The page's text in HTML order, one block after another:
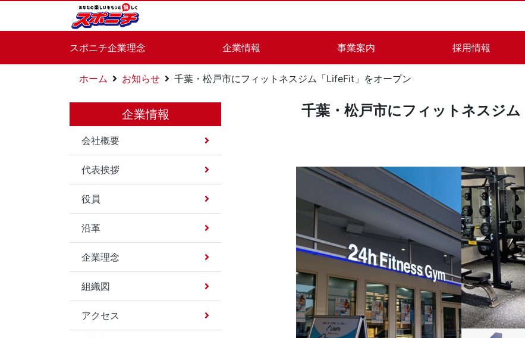
スポニチ企業理念 企業情報 事業案内 採用情報
ホーム お知らせ 千葉・松戸市にフィットネスジム「LifeFit」をオープン
企業情報
会社概要
代表挨拶
役員
沿革
企業理念
組織図
アクセス
千葉・松戸市にフィットネスジ